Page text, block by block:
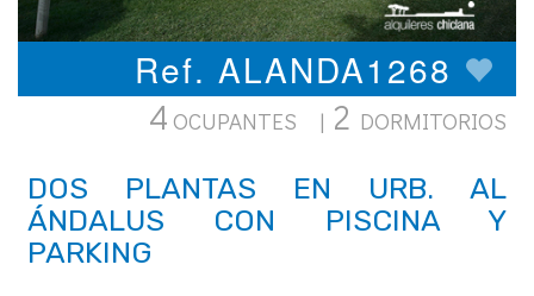
Ref. ALANDA1268
4 OCUPANTES | 2 DORMITORIOS
DOS PLANTAS EN URB. AL
ÁNDALUS CON PISCINA Y
PARKING